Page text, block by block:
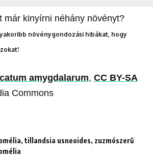
már kinyírni néhány növényt?
növénygondozási hibákat, hogy
amygdalarum, CC BY-SA
Commons
, tillandsia usneoides, zuzmószerű